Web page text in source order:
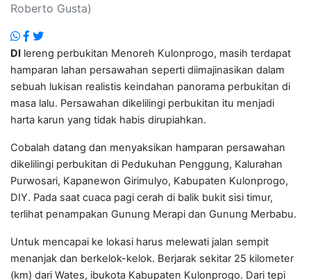
Roberto Gusta)
DI lereng perbukitan Menoreh Kulonprogo, masih terdapat
hamparan lahan persawahan seperti diimajinasikan dalam
sebuah lukisan realistis keindahan panorama perbukitan di
masa lalu. Persawahan dikelilingi perbukitan itu menjadi
harta karun yang tidak habis dirupiahkan.
Cobalah datang dan menyaksikan hamparan persawahan
dikelilingi perbukitan di Pedukuhan Penggung, Kalurahan
Purwosari, Kapanewon Girimulyo, Kabupaten Kulonprogo,
DIY. Pada saat cuaca pagi cerah di balik bukit sisi timur,
terlihat penampakan Gunung Merapi dan Gunung Merbabu.
Untuk mencapai ke lokasi harus melewati jalan sempit
menanjak dan berkelok-kelok. Berjarak sekitar 25 kilometer
(km) dari Wates, ibukota Kabupaten Kulonprogo. Dari tepi